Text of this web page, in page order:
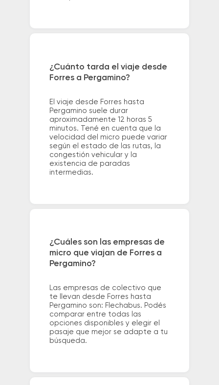
¿Cuánto tarda el viaje desde
Forres a Pergamino?
El viaje desde Forres hasta
Pergamino suele durar
aproximadamente 12 horas 5
minutos. Tené en cuenta que la
velocidad del micro puede variar
según el estado de las rutas, la
congestión vehicular y la
existencia de paradas
intermedias.
¿Cuáles son las empresas de
micro que viajan de Forres a
Pergamino?
Las empresas de colectivo que
te llevan desde Forres hasta
Pergamino son: Flechabus. Podés
comparar entre todas las
opciones disponibles y elegir el
pasaje que mejor se adapte a tu
búsqueda.